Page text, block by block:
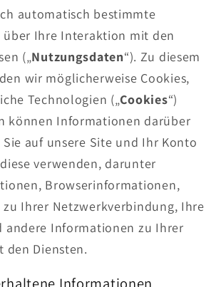
automatisch bestimmte
Ihre Interaktion mit den
(„Nutzungsdaten“). Zu diesem
wir möglicherweise Cookies,
Technologien („Cookies“)
können Informationen darüber
auf unsere Site und Ihr Konto
verwenden, darunter
Browserinformationen,
Ihrer Netzwerkverbindung, Ihre
andere Informationen zu Ihrer
Diensten.